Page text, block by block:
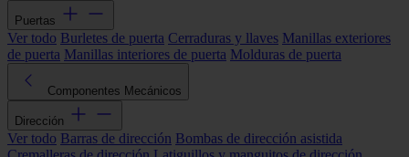
Puertas
Ver todo Burletes de puerta Cerraduras y llaves Manillas exteriores
de puerta Manillas interiores de puerta Molduras de puerta
Componentes Mecánicos
Dirección
Ver todo Barras de dirección Bombas de dirección asistida